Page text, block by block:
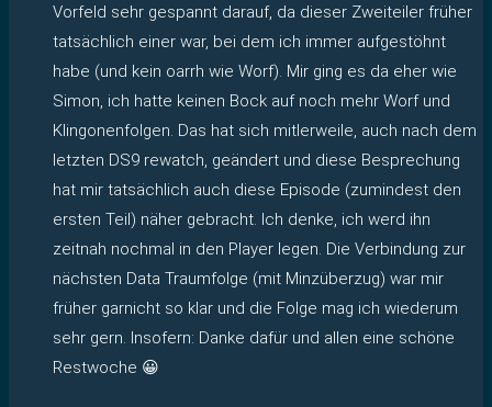
Vorfeld sehr gespannt darauf, da dieser Zweiteiler früher
tatsächlich einer war, bei dem ich immer aufgestöhnt
habe (und kein oarrh wie Worf). Mir ging es da eher wie
Simon, ich hatte keinen Bock auf noch mehr Worf und
Klingonenfolgen. Das hat sich mitlerweile, auch nach dem
letzten DS9 rewatch, geändert und diese Besprechung
hat mir tatsächlich auch diese Episode (zumindest den
ersten Teil) näher gebracht. Ich denke, ich werd ihn
zeitnah nochmal in den Player legen. Die Verbindung zur
nächsten Data Traumfolge (mit Minzüberzug) war mir
früher garnicht so klar und die Folge mag ich wiederum
sehr gern. Insofern: Danke dafür und allen eine schöne
Restwoche 😀